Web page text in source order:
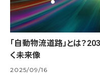
「自動物流道路」とは？
く未来像
2025/09/16